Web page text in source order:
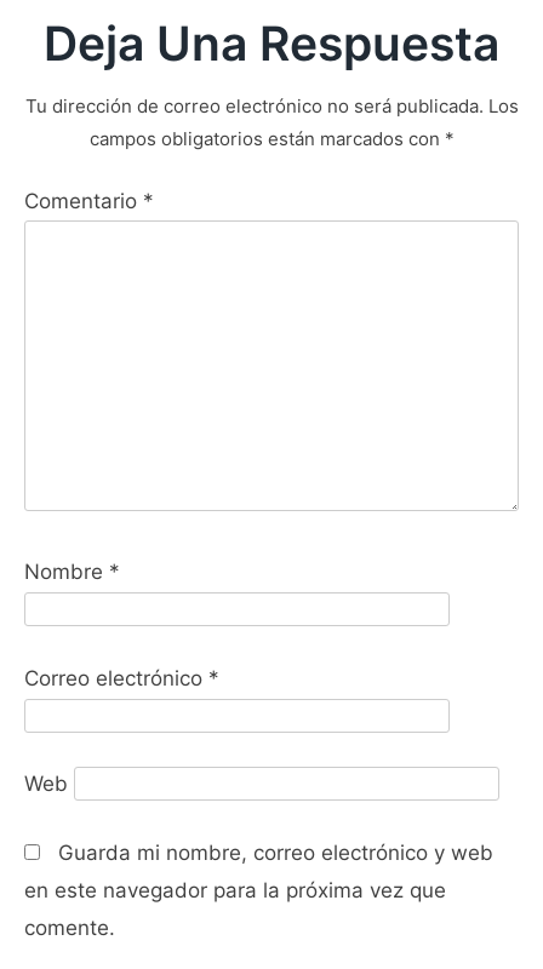
Deja Una Respuesta
Tu dirección de correo electrónico no será publicada. Los
campos obligatorios están marcados con *
Comentario *
Nombre *
Correo electrónico *
Web
Guarda mi nombre, correo electrónico y web
en este navegador para la próxima vez que
comente.